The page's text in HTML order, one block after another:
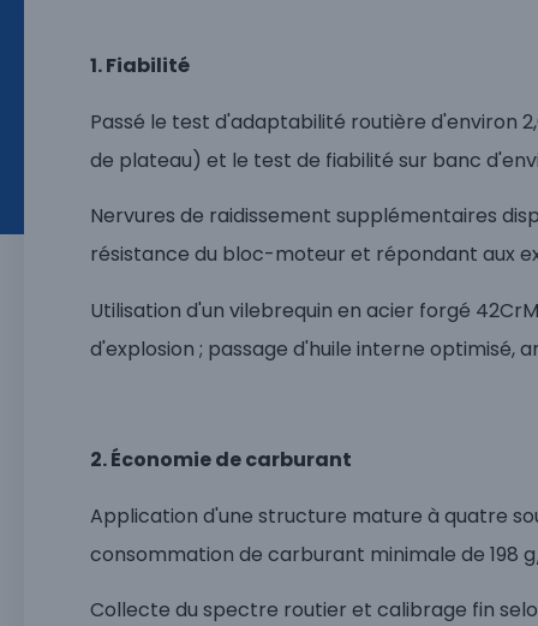
1. Fiabilité
Passé le test d'adaptabilité routière d'environ
de plateau) et le test de fiabilité sur banc
Nervures de raidissement supplémentaires
résistance du bloc-moteur et répondant aux
Utilisation d'un vilebrequin en acier forgé
d'explosion ; passage d'huile interne
2. Économie de carburant
Application d'une structure mature à quatre
consommation de carburant minimale de 198
Collecte du spectre routier et calibrage fin